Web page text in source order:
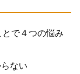
で４つの悩み
ない